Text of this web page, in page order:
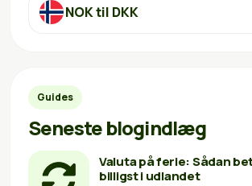
NOK til DKK
Guides
Seneste blogindlæg
Valuta på ferie: Sådan
billigst i udlandet